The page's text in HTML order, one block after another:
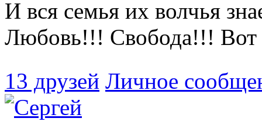
И вся семья их волчья
Любовь!!! Свобода!!! Вот
13 друзей Личное